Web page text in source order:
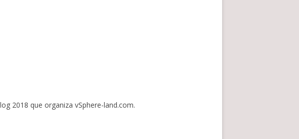
2018 que organiza vSphere-land.com.